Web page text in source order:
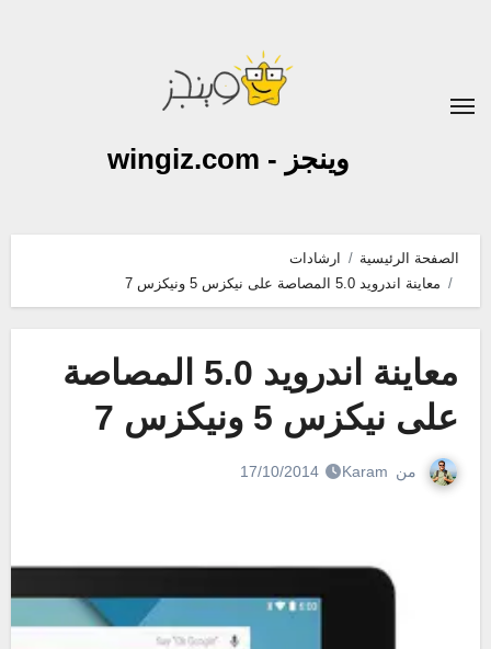
وينجز - wingiz.com
الصفحة الرئيسية
ارشادات
معاينة اندرويد 5.0 المصاصة على نيكزس 5 ونيكزس 7
معاينة اندرويد 5.0 المصاصة
على نيكزس 5 ونيكزس 7
من Karam
17/10/2014